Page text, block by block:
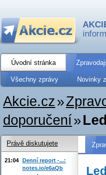
Úvodní stránka
Všechny zprávy Novinky
Akcie.cz»
doporučení»
Právě diskutujete
21:04 Denní report -...:
notes.io/e6aQb